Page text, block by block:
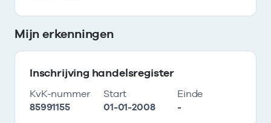
Mijn erkenningen
Inschrijving handelsregister
KvK-nummer
85991155
Start
01-01-2008
Einde
-